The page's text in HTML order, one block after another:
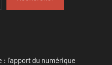
l’apport du numérique